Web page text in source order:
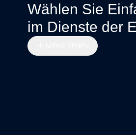
Wählen Sie
im Dienste der